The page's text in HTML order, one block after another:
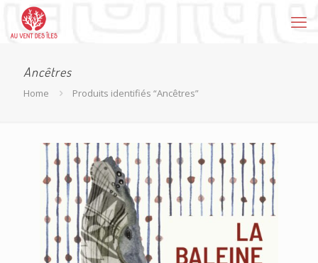
Ancêtres
Home Produits identifiés “Ancêtres”